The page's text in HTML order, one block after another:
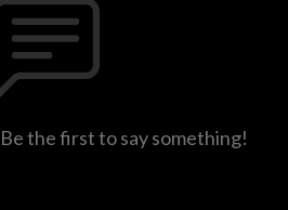
the first to say something!